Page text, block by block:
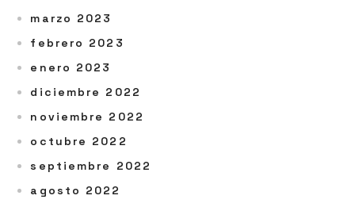
marzo 2023
febrero 2023
enero 2023
diciembre 2022
noviembre 2022
octubre 2022
septiembre 2022
agosto 2022